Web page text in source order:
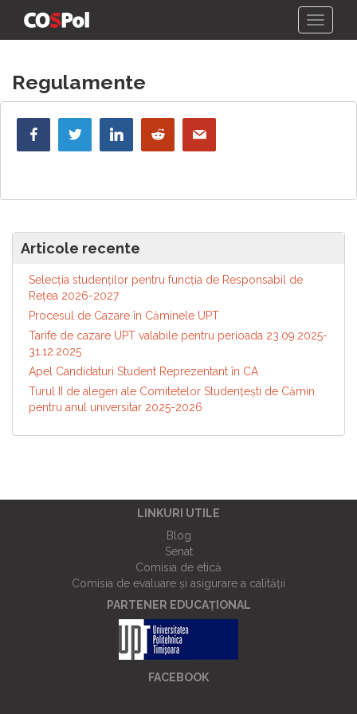
Regulamente
Articole recente
Selecția studenților pentru funcția de Responsabil de
Reţea 2026-2027
Procesul de Cazare în Căminele UPT
Tarife de cazare UPT valabile pentru perioada 23.09.2025-
31.12.2025
Apel Candidaturi Student Reprezentant în CA
Turul II de alegeri ale Comitetelor Studențești de Cămin
pentru anul universitar 2025-2026
LINKURI UTILE
Blog
Senat
Comisia de etică
Comisia de evaluare și asigurare a calității
PARTENER EDUCAȚIONAL
FACEBOOK